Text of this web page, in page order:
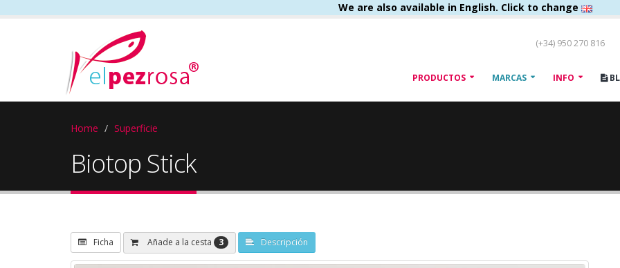
We are also available in English. Click to change
(+34) 950 270 816
PRODUCTOS MARCAS INFO
Home Superficie
Biotop Stick
Ficha Añade a la cesta 3 Descripción